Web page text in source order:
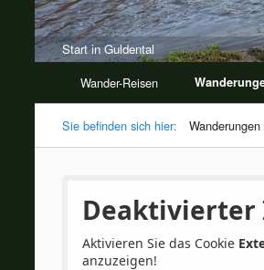
Start in Guldental
Wander-Reisen
Sie befinden sich hier: Wanderungen
Deaktivierter
Aktivieren Sie das Cookie
anzuzeigen!